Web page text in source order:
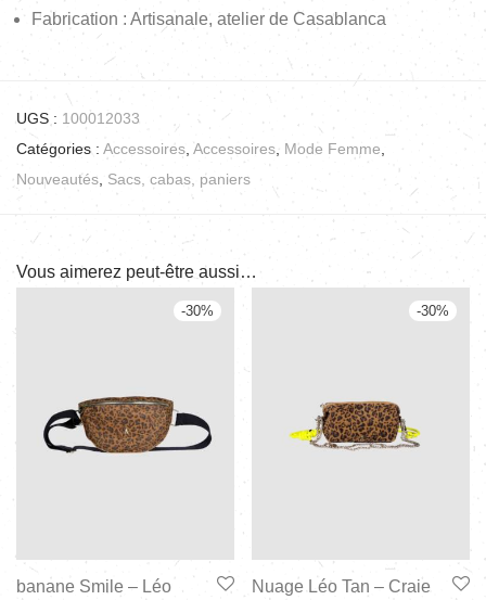
Fabrication : Artisanale, atelier de Casablanca
UGS : 100012033
Catégories : Accessoires Accessoires Mode Femme
Nouveautés Sacs, cabas, paniers
Vous aimerez peut-être aussi…
-30%
banane Smile – Léo
-30%
Nuage Léo Tan – Craie